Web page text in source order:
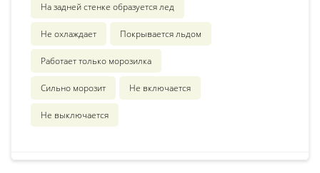
На задней стенке образуется лед
Не охлаждает Покрывается льдом
Работает только морозилка
Сильно морозит Не включается
Не выключается